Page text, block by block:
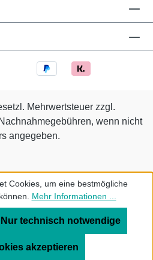
Mehrwertsteuer zzgl.
wenn nicht
angegeben.
Cookies, um eine bestmögliche
Mehr Informationen ...
Nur technisch notwendige
akzeptieren